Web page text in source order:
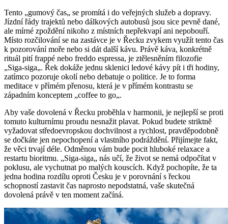
Tento „gumový čas„ se promítá i do veřejných služeb a dopravy.
Jízdní řády trajektů nebo dálkových autobusů jsou sice pevně dané,
ale mírné zpoždění nikoho z místních nepřekvapí ani nepobouří.
Místo rozčilování se na zastávce je v Řecku zvykem využít tento čas
k pozorování moře nebo si dát další kávu. Právě káva, konkrétně
rituál pití frappé nebo freddo espressa, je ztělesněním filozofie
„Siga-siga„. Řek dokáže jednu sklenici ledové kávy pít i tři hodiny,
zatímco pozoruje okolí nebo debatuje o politice. Je to forma
meditace v přímém přenosu, která je v přímém kontrastu se
západním konceptem „coffee to go„.
Aby vaše dovolená v Řecku proběhla v harmonii, je nejlepší se proti
tomuto kulturnímu proudu nesnažit plavat. Pokud budete striktně
vyžadovat středoevropskou dochvilnost a rychlost, pravděpodobně
se dočkáte jen nepochopení a vlastního podráždění. Přijímejte fakt,
že věci trvají déle. Odměnou vám bude pocit hluboké relaxace a
restartu bioritmu. „Siga-siga„ nás učí, že život se nemá odpočítat v
poklusu, ale vychutnat po malých kouscích. Když pochopíte, že ta
jedna hodina rozdílu oproti Česku je v porovnání s řeckou
schopností zastavit čas naprosto nepodstatná, vaše skutečná
dovolená právě v ten moment začíná.